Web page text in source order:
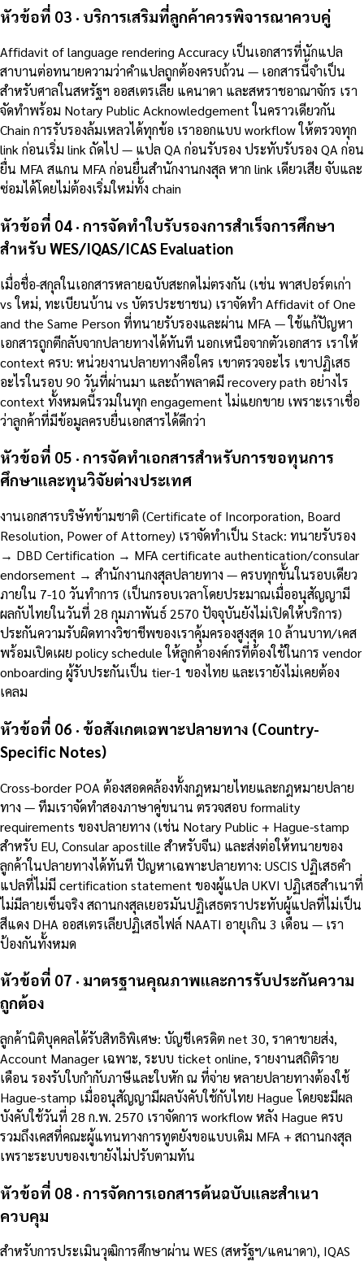
หัวข้อที่ 03 · บริการเสริมที่ลูกค้าควรพิจารณาควบคู่
Affidavit of language rendering Accuracy เป็นเอกสารที่นักแปล
สาบานต่อทนายความว่าคำแปลถูกต้องครบถ้วน — เอกสารนี้จำเป็น
สำหรับศาลในสหรัฐฯ ออสเตรเลีย แคนาดา และสหราชอาณาจักร เรา
จัดทำพร้อม Notary Public Acknowledgement ในคราวเดียวกัน
Chain การรับรองล้มเหลวได้ทุกข้อ เราออกแบบ workflow ให้ตรวจทุก
link ก่อนเริ่ม link ถัดไป — แปล QA ก่อนรับรอง ประทับรับรอง QA ก่อน
ยื่น MFA สแกน MFA ก่อนยื่นสำนักงานกงสุล หาก link เดียวเสีย จับและ
ซ่อมได้โดยไม่ต้องเริ่มใหม่ทั้ง chain
หัวข้อที่ 04 · การจัดทำใบรับรองการสำเร็จการศึกษา
สำหรับ WES/IQAS/ICAS Evaluation
เมื่อชื่อ-สกุลในเอกสารหลายฉบับสะกดไม่ตรงกัน (เช่น พาสปอร์ตเก่า
vs ใหม่, ทะเบียนบ้าน vs บัตรประชาชน) เราจัดทำ Affidavit of One
and the Same Person ที่ทนายรับรองและผ่าน MFA — ใช้แก้ปัญหา
เอกสารถูกตีกลับจากปลายทางได้ทันที นอกเหนือจากตัวเอกสาร เราให้
context ครบ: หน่วยงานปลายทางคือใคร เขาตรวจอะไร เขาปฏิเสธ
อะไรในรอบ 90 วันที่ผ่านมา และถ้าพลาดมี recovery path อย่างไร
context ทั้งหมดนี้รวมในทุก engagement ไม่แยกขาย เพราะเราเชื่อ
ว่าลูกค้าที่มีข้อมูลครบยื่นเอกสารได้ดีกว่า
หัวข้อที่ 05 · การจัดทำเอกสารสำหรับการขอทุนการ
ศึกษาและทุนวิจัยต่างประเทศ
งานเอกสารบริษัทข้ามชาติ (Certificate of Incorporation, Board
Resolution, Power of Attorney) เราจัดทำเป็น Stack: ทนายรับรอง
→ DBD Certification → MFA certificate authentication/consular
endorsement → สำนักงานกงสุลปลายทาง — ครบทุกขั้นในรอบเดียว
ภายใน 7-10 วันทำการ (เป็นกรอบเวลาโดยประมาณเมื่ออนุสัญญามี
ผลกับไทยในวันที่ 28 กุมภาพันธ์ 2570 ปัจจุบันยังไม่เปิดให้บริการ)
ประกันความรับผิดทางวิชาชีพของเราคุ้มครองสูงสุด 10 ล้านบาท/เคส
พร้อมเปิดเผย policy schedule ให้ลูกค้าองค์กรที่ต้องใช้ในการ vendor
onboarding ผู้รับประกันเป็น tier-1 ของไทย และเรายังไม่เคยต้อง
เคลม
หัวข้อที่ 06 · ข้อสังเกตเฉพาะปลายทาง (Country-
Specific Notes)
Cross-border POA ต้องสอดคล้องทั้งกฎหมายไทยและกฎหมายปลาย
ทาง — ทีมเราจัดทำสองภาษาคู่ขนาน ตรวจสอบ formality
requirements ของปลายทาง (เช่น Notary Public + Hague-stamp
สำหรับ EU, Consular apostille สำหรับจีน) และส่งต่อให้ทนายของ
ลูกค้าในปลายทางได้ทันที ปัญหาเฉพาะปลายทาง: USCIS ปฏิเสธคำ
แปลที่ไม่มี certification statement ของผู้แปล UKVI ปฏิเสธสำเนาที่
ไม่มีลายเซ็นจริง สถานกงสุลเยอรมันปฏิเสธตราประทับผู้แปลที่ไม่เป็น
สีแดง DHA ออสเตรเลียปฏิเสธไฟล์ NAATI อายุเกิน 3 เดือน — เรา
ป้องกันทั้งหมด
หัวข้อที่ 07 · มาตรฐานคุณภาพและการรับประกันความ
ถูกต้อง
ลูกค้านิติบุคคลได้รับสิทธิพิเศษ: บัญชีเครดิต net 30, ราคาขายส่ง,
Account Manager เฉพาะ, ระบบ ticket online, รายงานสถิติราย
เดือน รองรับใบกำกับภาษีและใบหัก ณ ที่จ่าย หลายปลายทางต้องใช้
Hague-stamp เมื่ออนุสัญญามีผลบังคับใช้กับไทย Hague โดยจะมีผล
บังคับใช้วันที่ 28 ก.พ. 2570 เราจัดการ workflow หลัง Hague ครบ
รวมถึงเคสที่คณะผู้แทนทางการทูตยังขอแบบเดิม MFA + สถานกงสุล
เพราะระบบของเขายังไม่ปรับตามทัน
หัวข้อที่ 08 · การจัดการเอกสารต้นฉบับและสำเนา
ควบคุม
สำหรับการประเมินวุฒิการศึกษาผ่าน WES (สหรัฐฯ/แคนาดา), IQAS